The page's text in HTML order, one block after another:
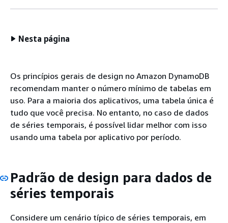
Nesta página
Os princípios gerais de design no Amazon DynamoDB
recomendam manter o número mínimo de tabelas em
uso. Para a maioria dos aplicativos, uma tabela única é
tudo que você precisa. No entanto, no caso de dados
de séries temporais, é possível lidar melhor com isso
usando uma tabela por aplicativo por período.
Padrão de design para dados de
séries temporais
Considere um cenário típico de séries temporais, em